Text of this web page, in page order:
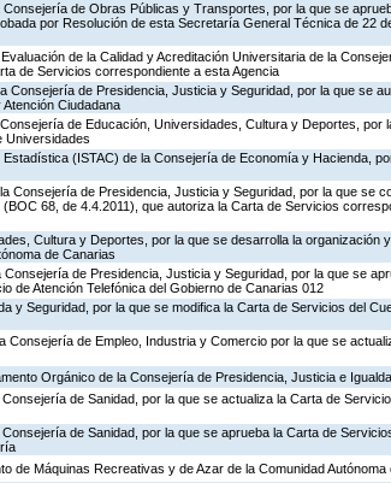
de Obras Públicas y Transportes, por la que se
por Resolución de esta Secretaría General Técnica de 22
de la Calidad y Acreditación Universitaria de la
de Servicios correspondiente a esta Agencia
Consejería de Presidencia, Justicia y Seguridad, por la que se
Ciudadana
de Educación, Universidades, Cultura y Deportes, por
Universidades
(ISTAC) de la Consejería de Economía y Hacienda,
Consejería de Presidencia, Justicia y Seguridad, por la que se
68, de 4.4.2011), que autoriza la Carta de Servicios
Cultura y Deportes, por la que se desarrolla la organización y
de Canarias
de Presidencia, Justicia y Seguridad, por la que se
de Atención Telefónica del Gobierno de Canarias 012
y Seguridad, por la que se modifica la Carta de Servicios del
Consejería de Empleo, Industria y Comercio por la que se
Orgánico de la Consejería de Presidencia, Justicia e
de Sanidad, por la que se actualiza la Carta de
de Sanidad, por la que se aprueba la Carta de
de Máquinas Recreativas y de Azar de la Comunidad Autónoma